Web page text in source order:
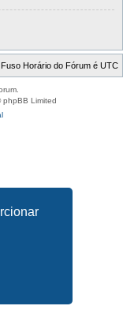
Horário do Fórum é UTC
Limited